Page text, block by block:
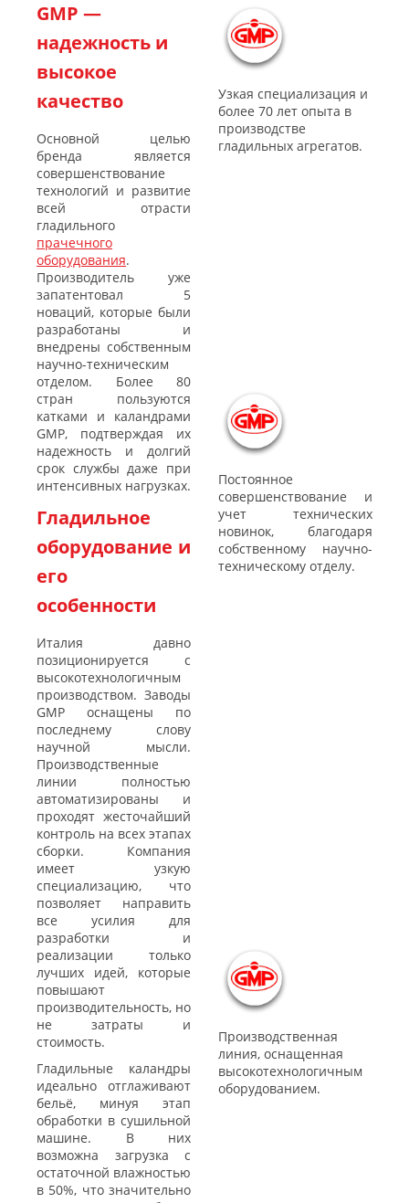
GMP —
надежность и
высокое
качество
Основной целью
бренда является
совершенствование
технологий и развитие
всей отрасти
гладильного
прачечного
оборудования.
Производитель уже
запатентовал 5
новаций, которые были
разработаны и
внедрены собственным
научно-техническим
отделом. Более 80
стран пользуются
катками и каландрами
GMP, подтверждая их
надежность и долгий
срок службы даже при
интенсивных нагрузках.
Гладильное
оборудование и
его
особенности
Италия давно
позиционируется с
высокотехнологичным
производством. Заводы
GMP оснащены по
последнему слову
научной мысли.
Производственные
линии полностью
автоматизированы и
проходят жесточайший
контроль на всех этапах
сборки. Компания
имеет узкую
специализацию, что
позволяет направить
все усилия для
разработки и
реализации только
лучших идей, которые
повышают
производительность, но
не затраты и
стоимость.
Гладильные каландры
идеально отглаживают
бельё, минуя этап
обработки в сушильной
машине. В них
возможна загрузка с
остаточной влажностью
в 50%, что значительно
Узкая специализация и
более 70 лет опыта в
производстве
гладильных агрегатов.
Постоянное
совершенствование и
учет технических
новинок, благодаря
собственному научно-
техническому отделу.
Производственная
линия, оснащенная
высокотехнологичным
оборудованием.